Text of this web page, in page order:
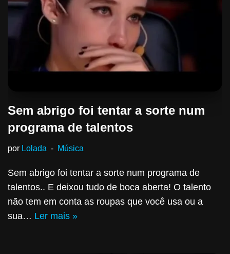
Sem abrigo foi tentar a sorte num
programa de talentos
por Lolada Música
Sem abrigo foi tentar a sorte num programa de
talentos.. E deixou tudo de boca aberta! O talento
não tem em conta as roupas que você usa ou a
sua… Ler mais »